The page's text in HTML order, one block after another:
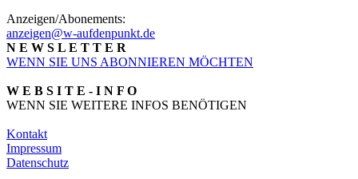
Anzeigen/Abonements:
anzeigen@w-aufdenpunkt.de
N E W S L E T T E R
WENN SIE UNS ABONNIEREN MÖCHTEN
W E B S I T E - I N F O
WENN SIE WEITERE INFOS BENÖTIGEN
Kontakt
Impressum
Datenschutz